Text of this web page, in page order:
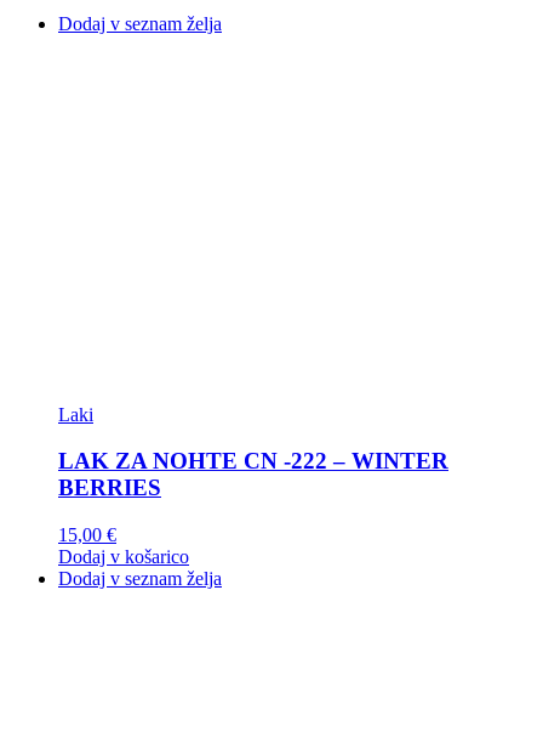
Dodaj v seznam želja
Laki
LAK ZA NOHTE CN -222 – WINTER
BERRIES
15,00 €
Dodaj v košarico
Dodaj v seznam želja